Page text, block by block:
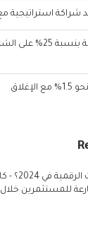
ترامب يفرض رسوم جمركية بنسبة
- كاف بوست
للمستثمرين